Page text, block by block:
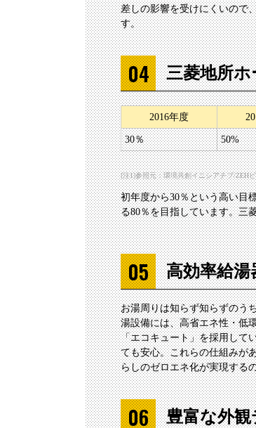
差しの影響を受けにくいので
す。
三菱地所
2016年度
30％ 50%
[注1]参照元：環境共創イニシアチブ/ZEHビ
初年度から30％という高い目
る80％を目指しています。三
高効率給
お湯周りは知らず知らずのう
湯設備には、高省エネ性・低
「エコキュート」を採用して
ても安心。これらの仕組みが
らしのゼロエネ化が実現する
豊富な外